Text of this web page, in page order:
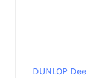
DUNLOP